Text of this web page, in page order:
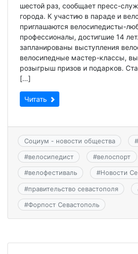
шестой раз, сообщает пресс-
города. К участию в параде и
приглашаются велосипедисты-
профессионалы, достигшие 14
запланированы выступления
велосипедные мастер-классы,
розыгрыш призов и подарков.
[…]
Читать
Социум - новости общества #
#велосипедист #велоспорт
#велофестиваль #Новости
#правительство севастополя
#Форпост Севастополь